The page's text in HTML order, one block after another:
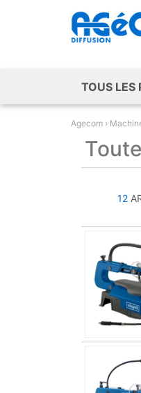
TOUS LES
Agecom
12